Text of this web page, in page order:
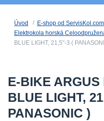
Úvod E-shop od ServisKol.com
Elektrokola horská
BLUE LIGHT, 21,5"-3 (
E-BIKE
BLUE LIGHT,
PANASONIC )